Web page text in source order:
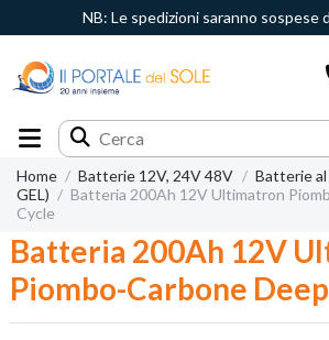
NB: Le spedizioni saranno sospese
Home Batterie 12V, 24V 48V
Batterie al
GEL)
Batteria 200Ah 12V Ultimatron
Cycle
Batteria 200Ah 12V
Piombo-Carbone